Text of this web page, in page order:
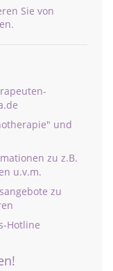
Sie von
und
zu z.B.
u.v.m.
zu
Hotline